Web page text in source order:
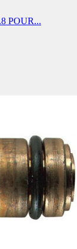
POUR...